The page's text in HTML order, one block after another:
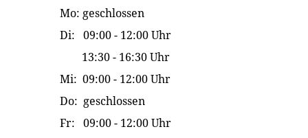
Mo: geschlossen
Di: 09:00 - 12:00 Uhr
13:30 - 16:30 Uhr
Mi: 09:00 - 12:00 Uhr
Do: geschlossen
Fr: 09:00 - 12:00 Uhr